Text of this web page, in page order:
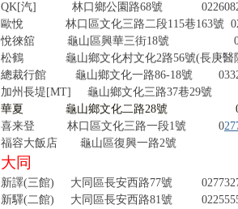
QK[汽] 林口鄉公園路68號
歐悅
林口區文化三路二段115巷163號
悅徠舘
龜山區興華三街18號 03-
松鶴 龜山鄉文化村文化2路56號(長庚醫院
總裁行館 龜山鄉文化一路86-18號
加州長堤[MT]
龜山鄉文化三路37巷29
華夏
龜山鄉文化二路28號
喜来登
林口區文化三路一段1號 0
福容大飯 店 龜山區復興一路2號
大同
新譯(三館) 大同區長安西路77號
新驛(二館) 大同區長安西路81號